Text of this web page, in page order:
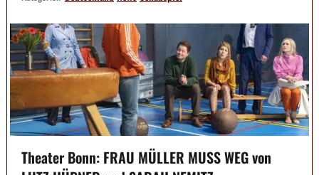
Theater Bonn: FRAU MÜLLER MUSS WEG von